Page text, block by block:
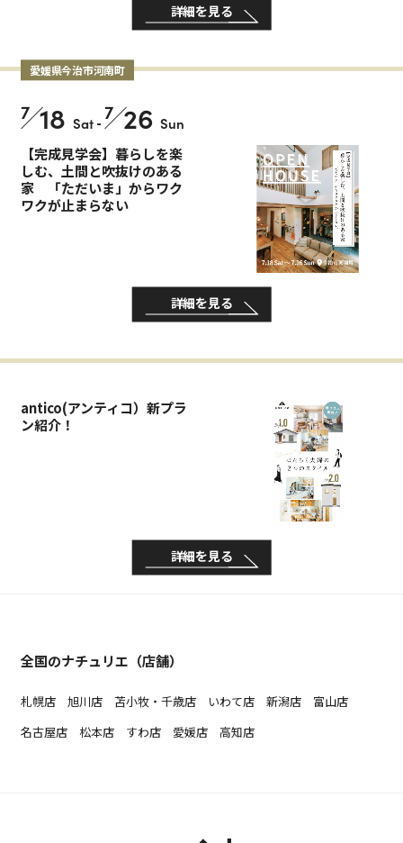
詳細を見る
愛媛県今治市河南町
7 18 Sat-7 26 Sun
【完成見学会】暮らしを楽
しむ、土間と吹抜けのある
家 「ただいま」からワク
ワクが止まらない
詳細を見る
antico(アンティコ）新プラ
ン紹介！
詳細を見る
全国のナチュリエ（店舗）
札幌店 旭川店 苫小牧・千歳店 いわて店 新潟店
富山店
名古屋店
松本店 すわ店 愛媛店 高知店